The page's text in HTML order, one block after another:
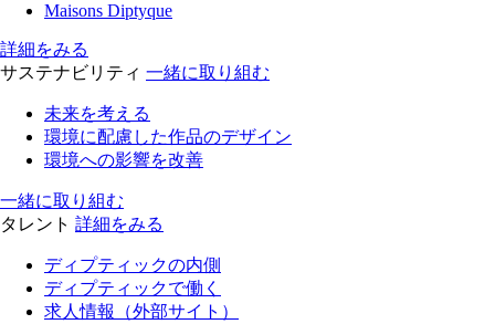
Maisons Diptyque
詳細をみる
サステナビリティ 一緒に取り組む
未来を考える
環境に配慮した作品のデザイン
環境への影響を改善
一緒に取り組む
タレント 詳細をみる
ディプティックの内側
ディプティックで働く
求人情報（外部サイト）